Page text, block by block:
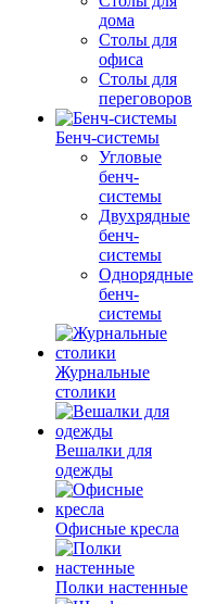
дома
Столы для
офиса
Столы для
переговоров
Бенч-системы
Угловые
бенч-
системы
Двухрядные
бенч-
системы
Однорядные
бенч-
системы
Журнальные
столики
Вешалки для
одежды
Офисные кресла
Полки настенные